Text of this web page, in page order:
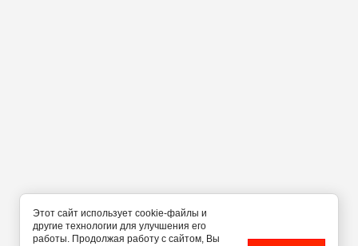
Этот сайт использует cookie-файлы и
другие технологии для улучшения его
работы. Продолжая работу с сайтом, Вы